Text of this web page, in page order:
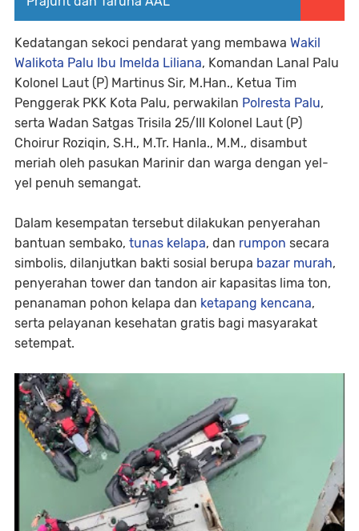
Kedatangan sekoci pendarat yang membawa Wakil
Walikota Palu Ibu Imelda Liliana, Komandan Lanal Palu
Kolonel Laut (P) Martinus Sir, M.Han., Ketua Tim
Penggerak PKK Kota Palu, perwakilan Polresta Palu,
serta Wadan Satgas Trisila 25/III Kolonel Laut (P)
Choirur Roziqin, S.H., M.Tr. Hanla., M.M., disambut
meriah oleh pasukan Marinir dan warga dengan yel-
yel penuh semangat.
Dalam kesempatan tersebut dilakukan penyerahan
bantuan sembako, tunas kelapa, dan rumpon secara
simbolis, dilanjutkan bakti sosial berupa bazar murah,
penyerahan tower dan tandon air kapasitas lima ton,
penanaman pohon kelapa dan ketapang kencana,
serta pelayanan kesehatan gratis bagi masyarakat
setempat.